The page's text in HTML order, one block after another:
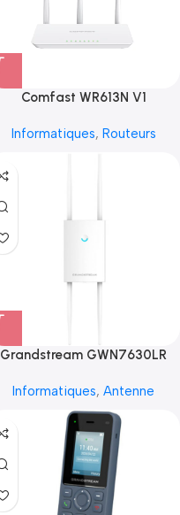
Comfast WR613N V1
Informatiques, Routeurs
Grandstream GWN7630LR
Informatiques, Antenne